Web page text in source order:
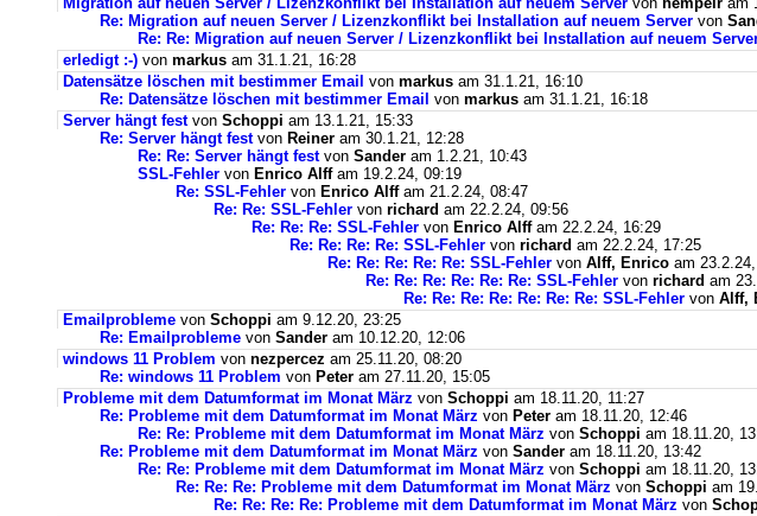
Re: Migration auf neuen Server / Lizenzkonflikt bei Installation auf neuem Server von
Re: Re: Migration auf neuen Server / Lizenzkonflikt bei Installation auf neuem
erledigt :-) von markus am 31.1.21, 16:28
Datensätze löschen mit bestimmer Email von markus am 31.1.21, 16:10
Re: Datensätze löschen mit bestimmer Email von markus am 31.1.21, 16:18
Server hängt festvon Schoppi am 13.1.21, 15:33
Re: Server hängt festvon Reiner am 30.1.21, 12:28
Re: Re: Server hängt festvon Sander am 1.2.21, 10:43
SSL-Fehler von Enrico Alffam 19.2.24, 09:19
Re: SSL-Fehler von Enrico Alffam 21.2.24, 08:47
Re: Re: SSL-Fehler von richard am 22.2.24, 09:56
Re: Re: Re: SSL-Fehler von Enrico Alffam 22.2.24, 16:29
Re: Re: Re: Re: SSL-Fehler von richard am 22.2.24, 17:25
Re: Re: Re: Re: Re: SSL-Fehler von Alff, Enrico am
Re: Re: Re: Re: Re: Re: SSL-Fehler von richard am
Re: Re: Re: Re: Re: Re: Re: SSL-Fehler von Alff,
Emailprobleme von Schoppi am 9.12.20, 23:25
Re: Emailprobleme von Sander am 10.12.20, 12:06
windows 11 Problem von nezpercez am 25.11.20, 08:20
Re: windows 11 Problem von Peter am 27.11.20, 15:05
Probleme mit dem Datumformat im Monat März von Schoppi am 18.11.20, 11:27
Re: Probleme mit dem Datumformat im Monat März von Peter am 18.11.20, 12:46
Re: Re: Probleme mit dem Datumformat im Monat März von Schoppi am 18.11.20,
Re: Probleme mit dem Datumformat im Monat März von Sander am 18.11.20, 13:42
Re: Re: Probleme mit dem Datumformat im Monat März von Schoppi am 18.11.20,
Re: Re: Re: Probleme mit dem Datumformat im Monat März von Schoppi am
Re: Re: Re: Re: Probleme mit dem Datumformat im Monat März von